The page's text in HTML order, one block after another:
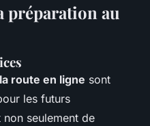
préparation au
route en ligne sont
les futurs
seulement de